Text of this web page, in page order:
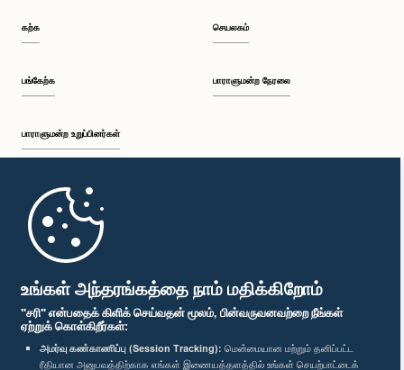
உங்கள் அந்தரங்கத்தை நாம் மதிக்கிறோம்
"சரி" என்பதைக் கிளிக் செய்வதன் மூலம், பின்வருவனவற்றை நீங்கள்
ஏற்றுக் கொள்கிறீர்கள்:
அமர்வு கண்காணிப்பு (Session Tracking): மென்மையான மற்றும் தனிப்பட்ட
ரீதியான அனுபவத்திற்காக எங்கள் இணையத்தளத்தில் உங்கள் செயற்பாட்டைக்
கற்க
பங்கேற்க
பாராளுமன்ற உறுப்பினர்கள்
முதற்பக்கம்
செயலகம்
பாராளுமன்ற நேரலை
பாராளுமன்ற கையடக்க செயலி
எம்மை பின்தொடர்க :